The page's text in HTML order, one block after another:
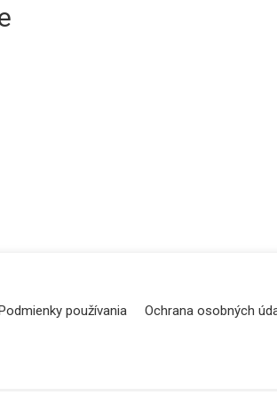
Podmienky používania Ochrana osobných